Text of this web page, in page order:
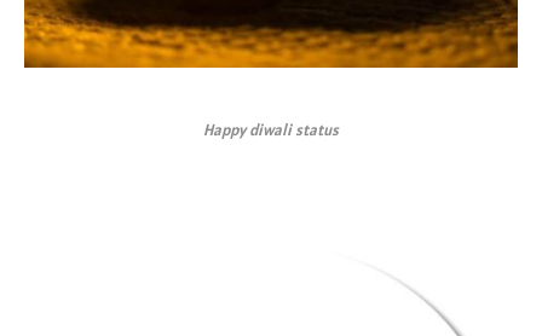
Happy diwali status